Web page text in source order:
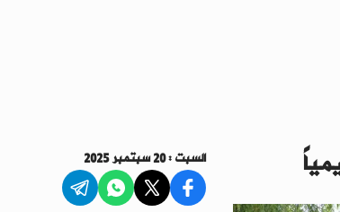
السبت : 20 سبتمبر 2025